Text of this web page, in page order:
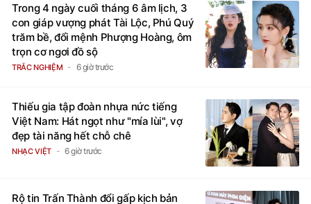
Trong 4 ngày cuối tháng 6 âm lịch, 3
con giáp vượng phát Tài Lộc, Phú Quý
trăm bề, đổi mệnh Phượng Hoàng, ôm
trọn cơ ngơi đồ sộ
TRẮC NGHIỆM 6 giờ trước
Thiếu gia tập đoàn nhựa nức tiếng
Việt Nam: Hát ngọt như "mía lùi", vợ
đẹp tài năng hết chỗ chê
NHẠC VIỆT 6 giờ trước
Rộ tin Trấn Thành đổi gấp kịch bản